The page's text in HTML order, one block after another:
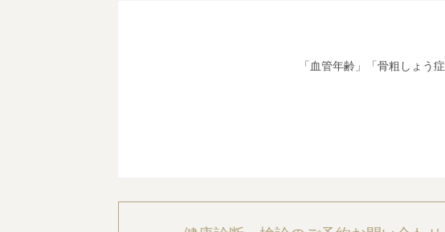
「血管年齢」「骨粗しょう